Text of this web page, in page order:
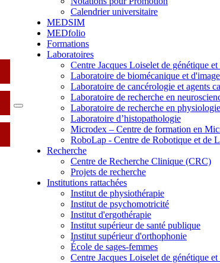
Calendrier universitaire
MEDSIM
MEDfolio
Formations
Laboratoires
Centre Jacques Loiselet de génétique
Laboratoire de biomécanique et
Laboratoire de cancérologie et agents
Laboratoire de recherche en
Laboratoire de recherche en
Laboratoire d’histopathologie
Microdex – Centre de formation en
RoboLap - Centre de Robotique et de
Recherche
Centre de Recherche Clinique (CRC)
Projets de recherche
Institutions rattachées
Institut de physiothérapie
Institut de psychomotricité
Institut d'ergothérapie
Institut supérieur de santé publique
Institut supérieur d'orthophonie
École de sages-femmes
Centre Jacques Loiselet de génétique